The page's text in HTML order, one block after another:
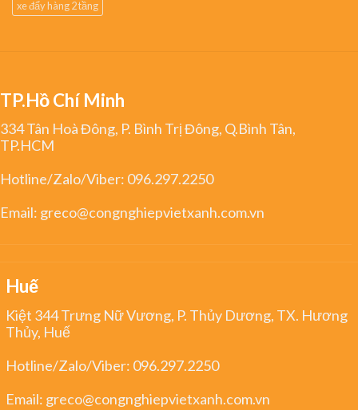
xe đẩy hàng 2 tầng
TP.Hồ Chí Minh
334 Tân Hoà Đông, P. Bình Trị Đông, Q.Bình Tân,
TP.HCM
Hotline/Zalo/Viber: 096.297.2250
Email: greco@congnghiepvietxanh.com.vn
Huế
Kiệt 344 Trưng Nữ Vương, P. Thủy Dương, TX. Hương
Thủy, Huế
Hotline/Zalo/Viber: 096.297.2250
Email: greco@congnghiepvietxanh.com.vn